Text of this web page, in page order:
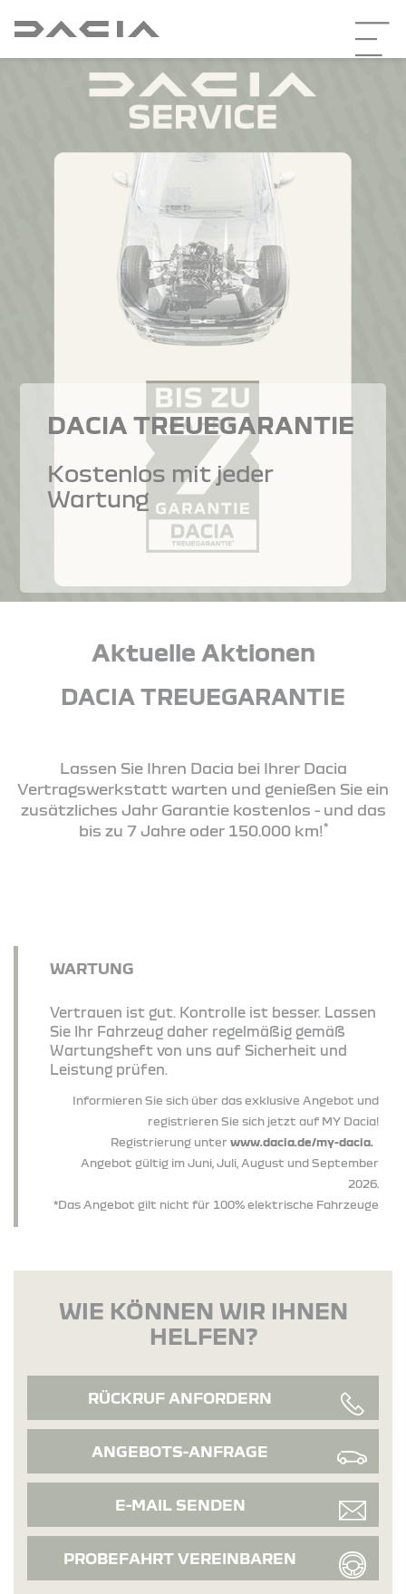
DACIA TREUEGARANTIE
Kostenlos mit jeder
Wartung
Aktuelle Aktionen
DACIA TREUEGARANTIE
Lassen Sie Ihren Dacia bei Ihrer Dacia
Vertragswerkstatt warten und genießen Sie ein
zusätzliches Jahr Garantie kostenlos - und das
bis zu 7 Jahre oder 150.000 km!*
WARTUNG
Vertrauen ist gut. Kontrolle ist besser. Lassen
Sie Ihr Fahrzeug daher regelmäßig gemäß
Wartungsheft von uns auf Sicherheit und
Leistung prüfen.
Informieren Sie sich über das exklusive Angebot und
registrieren Sie sich jetzt auf MY Dacia!
Registrierung unter www.dacia.de/my-dacia.
Angebot gültig im Juni, Juli, August und September
2026.
*Das Angebot gilt nicht für 100% elektrische Fahrzeuge
WIE KÖNNEN WIR IHNEN
HELFEN?
RÜCKRUF ANFORDERN
ANGEBOTS-ANFRAGE
E-MAIL SENDEN
PROBEFAHRT VEREINBAREN